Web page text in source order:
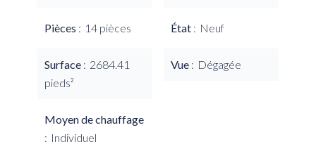
Pièces 14 pièces
Surface
2684.41
pieds²
Moyen de chauffage
Individuel
État Neuf
Vue Dégagée